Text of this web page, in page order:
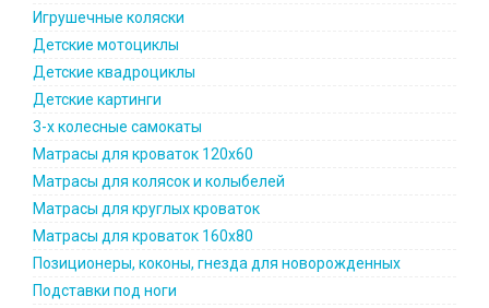
Игрушечные коляски
Детские мотоциклы
Детские квадроциклы
Детские картинги
3-х колесные самокаты
Матрасы для кроваток 120х60
Матрасы для колясок и колыбелей
Матрасы для круглых кроваток
Матрасы для кроваток 160х80
Позиционеры, коконы, гнезда для новорожденных
Подставки под ноги